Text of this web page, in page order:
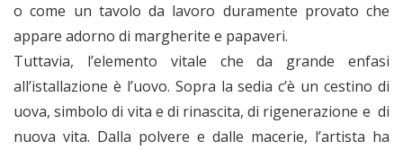
o come un tavolo da lavoro duramente provato che
appare adorno di margherite e papaveri.
Tuttavia, l’elemento vitale che da grande enfasi
all’istallazione è l’uovo. Sopra la sedia c’è un cestino di
uova, simbolo di vita e di rinascita, di rigenerazione e di
nuova vita. Dalla polvere e dalle macerie, l’artista ha